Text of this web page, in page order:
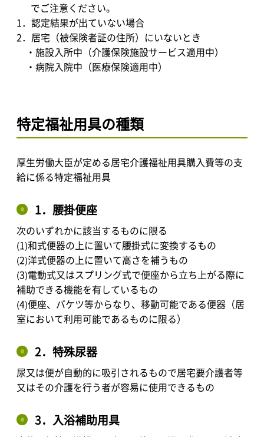
でご注意ください。
1．認定結果が出ていない場合
2．居宅（被保険者証の住所）にいないとき
・施設入所中（介護保険施設サービス適用中）
・病院入院中（医療保険適用中）
特定福祉用具の種類
厚生労働大臣が定める居宅介護福祉用具購入費等の支
給に係る特定福祉用具
1．腰掛便座
次のいずれかに該当するものに限る
(1)和式便器の上に置いて腰掛式に変換するもの
(2)洋式便器の上に置いて高さを補うもの
(3)電動式又はスプリング式で便座から立ち上がる際に
補助できる機能を有しているもの
(4)便座、バケツ等からなり、移動可能である便器（居
室において利用可能であるものに限る）
2．特殊尿器
尿又は便が自動的に吸引されるもので居宅要介護者等
又はその介護を行う者が容易に使用できるもの
3．入浴補助用具